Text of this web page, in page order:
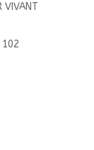
VIVANT